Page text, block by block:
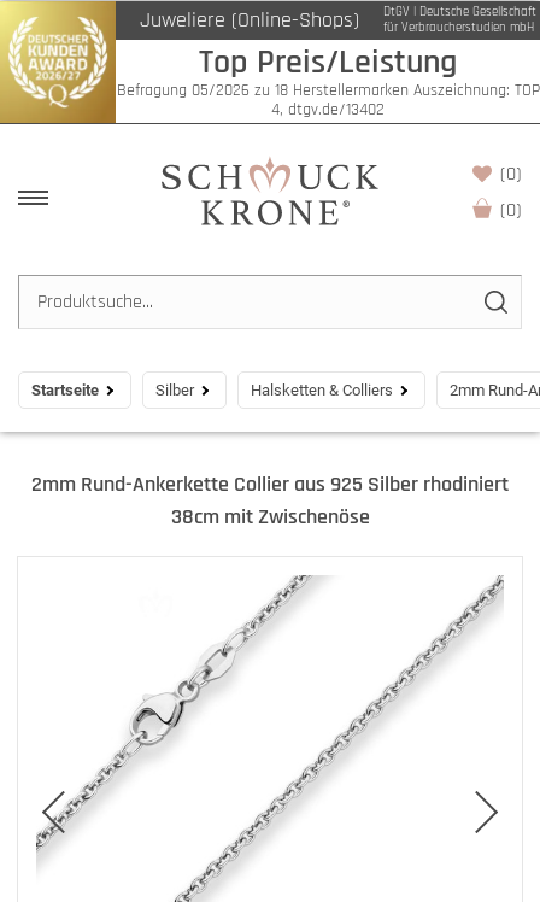
Juweliere (Online-Shops)
DtGV | Deutsche Gesellschaft
für Verbraucherstudien mbH
Top Preis/Leistung
Befragung 05/2026 zu 18 Herstellermarken Auszeichnung: TOP
4, dtgv.de/13402
(0)
(0)
Startseite Silber Halsketten & Colliers 2mm Rund-
2mm Rund-Ankerkette Collier aus 925 Silber rhodiniert
38cm mit Zwischenöse